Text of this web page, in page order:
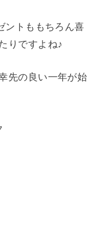
ントももちろん喜
りですよね♪
先の良い一年が始